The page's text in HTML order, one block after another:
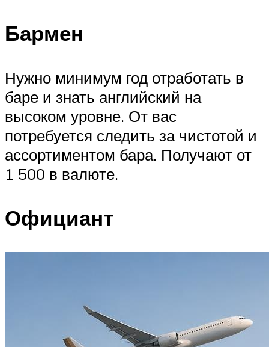
Бармен
Нужно минимум год отработать в
баре и знать английский на
высоком уровне. От вас
потребуется следить за чистотой и
ассортиментом бара. Получают от
1 500 в валюте.
Официант